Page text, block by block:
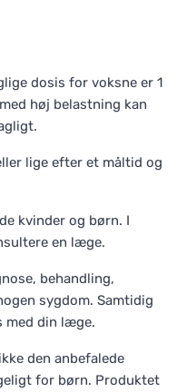
dosis for voksne er 1
høj belastning kan
lige efter et måltid og
kvinder og børn. I
en læge.
behandling,
sygdom. Samtidig
med din læge.
den anbefalede
for børn. Produktet